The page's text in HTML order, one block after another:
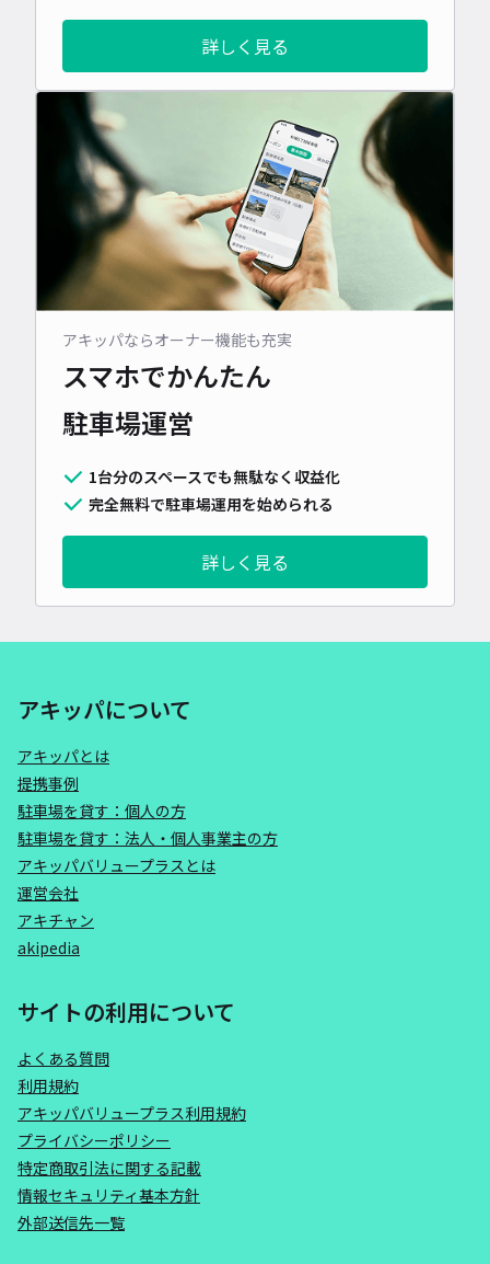
詳しく見る
アキッパならオーナー機能も充実
スマホでかんたん
駐車場運営
1台分のスペースでも無駄なく収益化
完全無料で駐車場運用を始められる
詳しく見る
アキッパについて
アキッパとは
提携事例
駐車場を貸す：個人の方
駐車場を貸す：法人・個人事業主の方
アキッパバリュープラスとは
運営会社
アキチャン
akipedia
サイトの利用について
よくある質問
利用規約
アキッパバリュープラス利用規約
プライバシーポリシー
特定商取引法に関する記載
情報セキュリティ基本方針
外部送信先一覧